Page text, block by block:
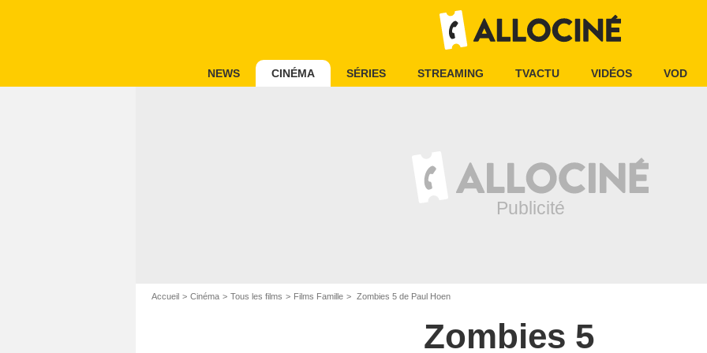
NEWS CINÉMA SÉRIES STREAMING TVACTU VIDÉOS VOD
Accueil Cinéma Tous les films Films Famille Zombies 5 de Paul Hoen
Zombies 5